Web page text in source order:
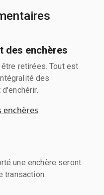
des enchères
retirées. Tout est
des
enchères
une enchère seront
transaction.